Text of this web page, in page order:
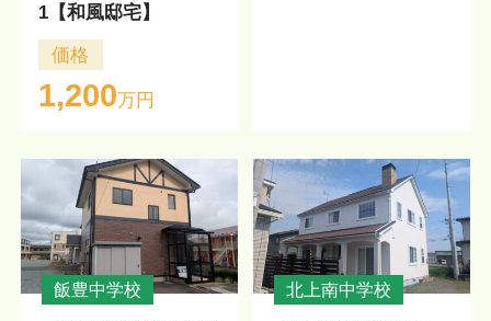
1【和風邸宅】
価格
1,200万円
飯豊中学校 北上南中学校